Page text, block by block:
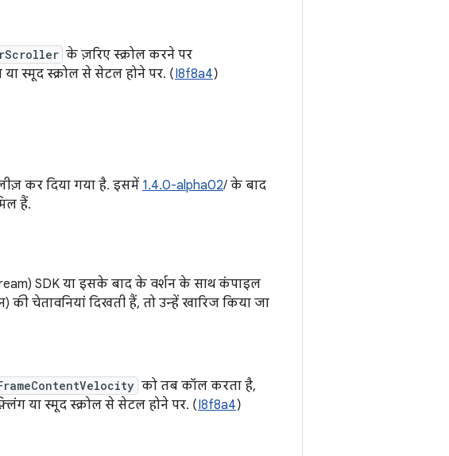
के ज़रिए स्क्रोल करने पर
स्मूद स्क्रोल से सेटल होने पर. (I8f8a4)
कर दिया गया है. इसमें 1.4.0-alpha02/ के बाद
हैं.
SDK या इसके बाद के वर्शन के साथ कंपाइल
चेतावनियां दिखती हैं, तो उन्हें खारिज किया जा
को तब कॉल करता है,
या स्मूद स्क्रोल से सेटल होने पर. (I8f8a4)